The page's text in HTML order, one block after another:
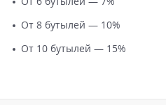
От 8 бутылей — 10%
От 10 бутылей — 15%